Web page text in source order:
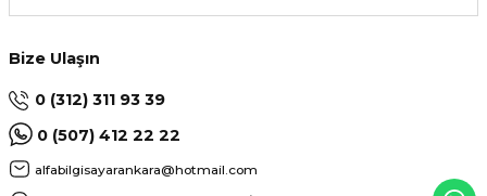
Bize Ulaşın
0 (312) 311 93 39
0 (507) 412 22 22
alfabilgisayarankara@hotmail.com